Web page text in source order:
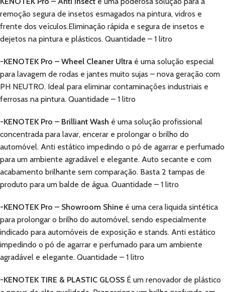
remoção segura de insetos esmagados na pintura, vidros e
frente dos veículos.Eliminação rápida e segura de insetos e
dejetos na pintura e plásticos. Quantidade – 1 litro
-KENOTEK Pro – Wheel Cleaner Ultra é uma solução especial
para lavagem de rodas e jantes muito sujas – nova geração com
PH NEUTRO. Ideal para eliminar contaminações industriais e
ferrosas na pintura. Quantidade – 1 litro
-KENOTEK Pro – Brilliant Wash é uma solução profissional
concentrada para lavar, encerar e prolongar o brilho do
automóvel. Anti estático impedindo o pó de agarrar e perfumado
para um ambiente agradável e elegante. Auto secante e com
acabamento brilhante sem comparação. Basta 2 tampas de
produto para um balde de água. Quantidade – 1 litro
-KENOTEK Pro – Showroom Shine é uma cera liquida sintética
para prolongar o brilho do automóvel, sendo especialmente
indicado para automóveis de exposição e stands. Anti estático
impedindo o pó de agarrar e perfumado para um ambiente
agradável e elegante. Quantidade – 1 litro
-KENOTEK TIRE & PLASTIC GLOSS É um renovador de plástico